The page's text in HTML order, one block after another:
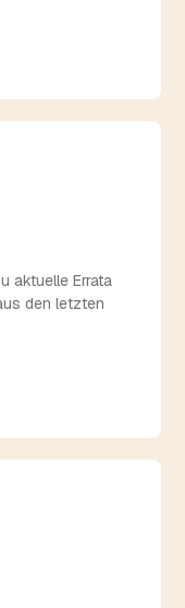
aktuelle Errata
den letzten